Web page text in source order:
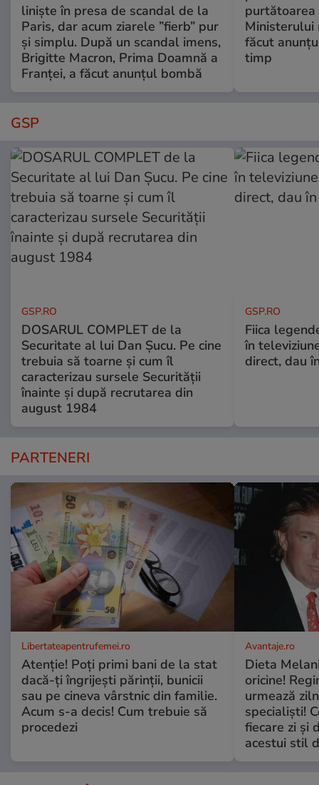
liniște în presa de scandal de la
Paris, dar acum ziarele ”fierb” pur
și simplu. După un scandal imens,
Brigitte Macron, Prima Doamnă a
Franței, a făcut anunțul bombă
purtătoarea
Ministerului
făcut
timp
GSP
GSP.RO
DOSARUL COMPLET de la
Securitate al lui Dan Șucu. Pe cine
trebuia să toarne și cum îl
caracterizau sursele Securității
înainte și după recrutarea din
august 1984
GSP.RO
Fiica
în
direct, dau
PARTENERI
Libertateapentrufemei.ro
Atenție! Poți primi bani de la stat
dacă-ți îngrijești părinții, bunicii
sau pe cineva vârstnic din familie.
Acum s-a decis! Cum trebuie să
procedezi
Avantaje.ro
Dieta
oricine!
urmează
specialiști!
fiecare zi și
acestui stil